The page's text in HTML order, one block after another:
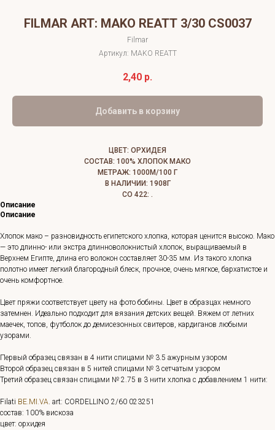
FILMAR ART: MAKO REATТ 3/30 CS0037
Filmar
Артикул: MAKO REATТ
2,40 р.
Добавить в корзину
ЦВЕТ: ОРХИДЕЯ
СОСТАВ: 100% ХЛОПОК МАКО
МЕТРАЖ: 1000М/100 Г
В НАЛИЧИИ: 1908Г
СО 422: .
Описание
Описание
Хлопок мако – разновидность египетского хлопка, которая ценится высоко. Мако
— это длинно- или экстра длинноволокнистый хлопок, выращиваемый в
Верхнем Египте, длина его волокон составляет 30-35 мм. Из такого хлопка
полотно имеет легкий благородный блеск, прочное, очень мягкое, бархатистое и
очень комфортное.
Цвет пряжи соответствует цвету на фото бобины. Цвет в образцах немного
затемнен. Идеально подходит для вязания детских вещей. Вяжем от летних
маечек, топов, футболок до демисезонных свитеров, кардиганов любыми
узорами.
Первый образец связан в 4 нити спицами № 3.5 ажурным узором
Второй образец связан в 5 нитей спицами № 3 сетчатым узором
Третий образец связан спицами № 2.75 в 3 нити хлопка с добавлением 1 нити:
Filati BE.MI.VA. art: CORDELLINO 2/60 023251
состав: 100% вискоза
цвет: орхидея